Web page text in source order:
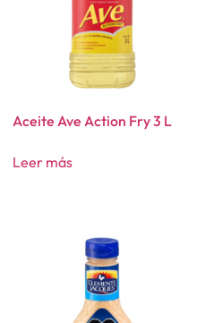
Aceite Ave Action Fry 3 L
Leer más